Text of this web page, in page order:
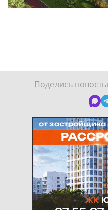
Поделись